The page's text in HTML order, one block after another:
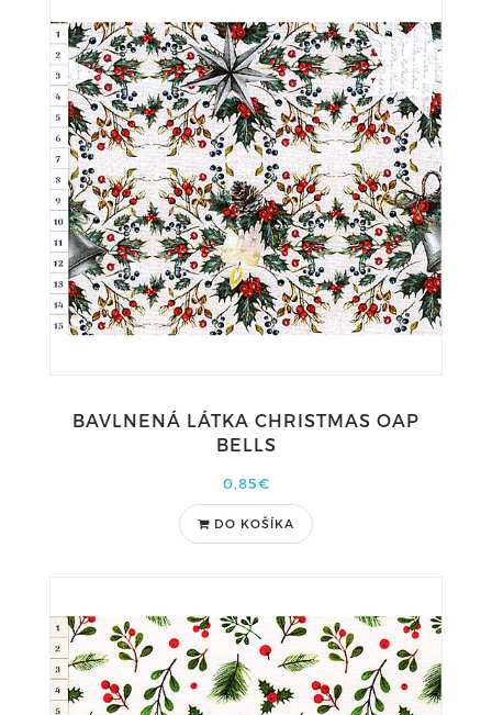
BAVLNENÁ LÁTKA CHRISTMAS OAP
BELLS
0,85€
DO KOŠÍKA